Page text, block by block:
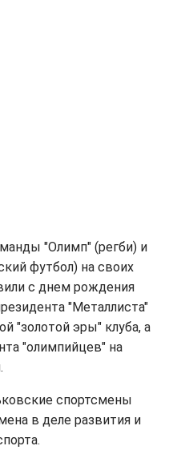
"Олимп" (регби) и
футбол) на своих
с днем рождения
"Металлиста"
"золотой эры" клуба, а
"олимпийцев" на
спортсмены
в деле развития и